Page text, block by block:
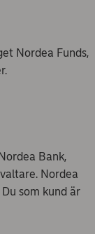
Nordea Funds,
Bank,
Nordea
som kund är